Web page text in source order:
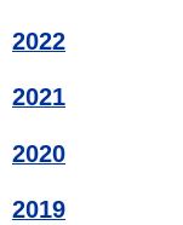
2022
2021
2020
2019